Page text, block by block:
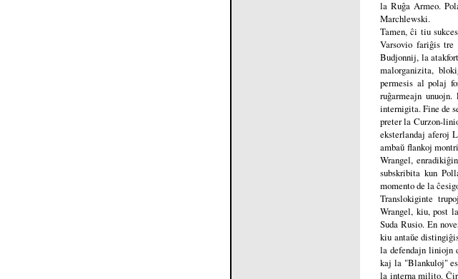
la Ruĝa Armeo.
Marchlewski.
Tamen, ĉi tiu
Varsovio fariĝis
Budjonnij, la
malorganizita,
permesis al polaj
ruĝarmeajn
internigita. Fine de
preter la Curzon-
eksterlandaj aferoj
ambaŭ flankoj
Wrangel,
subskribita kun
momento de la
Translokiginte
Wrangel, kiu, post
Suda Rusio. En
kiu antaŭe
la defendajn liniojn
kaj la "Blankuloj"
la interna milito.